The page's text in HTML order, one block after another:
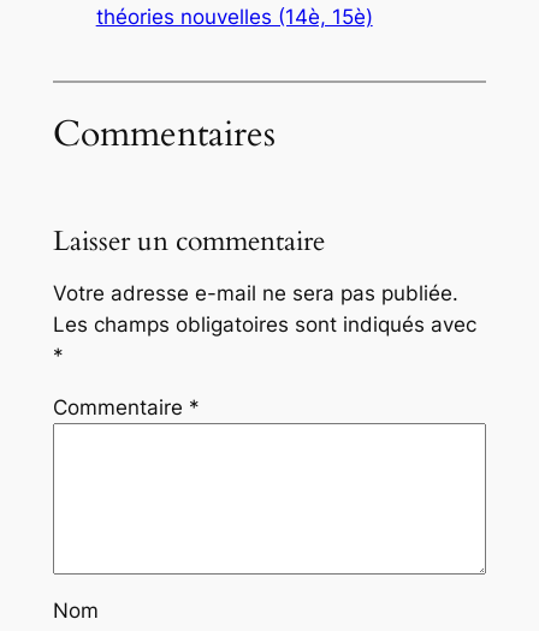
théories nouvelles (14è, 15è)
Commentaires
Laisser un commentaire
Votre adresse e-mail ne sera pas publiée.
Les champs obligatoires sont indiqués avec
*
Commentaire *
Nom